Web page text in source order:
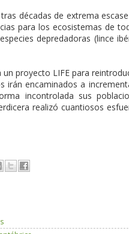
décadas de extrema
para los ecosistemas de
depredadoras (lince
proyecto LIFE para
irán encaminados a
incontrolada sus
realizó cuantiosos